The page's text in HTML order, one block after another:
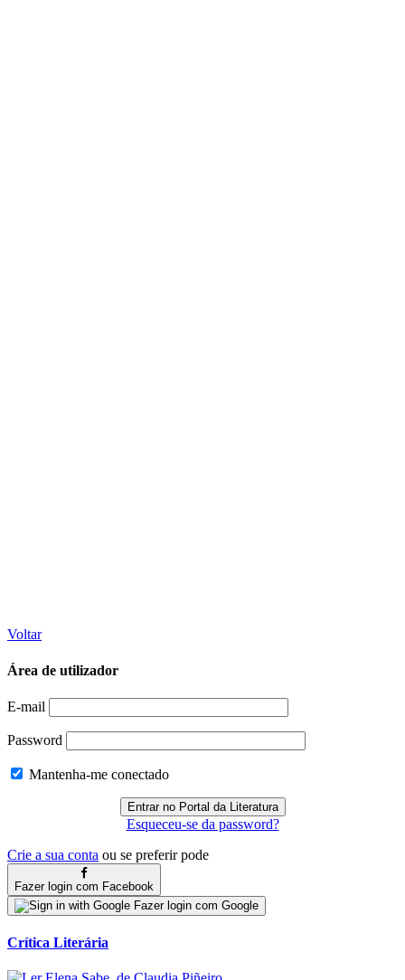
Voltar
Área de utilizador
E-mail
Password
Mantenha-me conectado
Esqueceu-se da password?
Crie a sua conta ou se preferir pode
Fazer login com Facebook
Fazer login com Google
Crítica Literária